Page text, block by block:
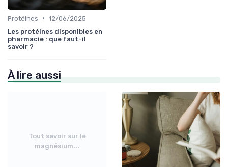
Protéines • 12/06/2025
Les protéines disponibles en
pharmacie : que faut-il
savoir ?
À lire aussi
Tout savoir sur le
magnésium...